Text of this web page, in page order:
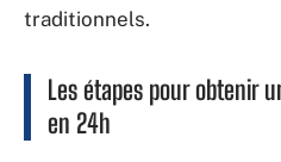
traditionnels.
Les étapes pour obtenir
en 24h